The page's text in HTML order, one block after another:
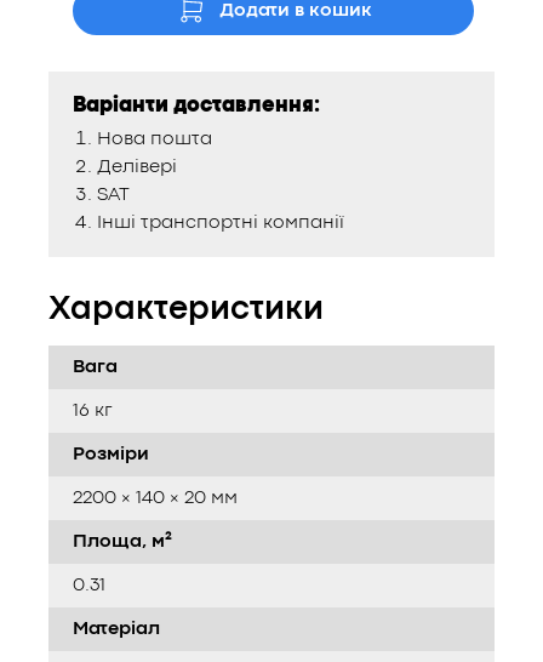
Додати в кошик
Варіанти доставлення:
Нова пошта
Делівері
SAT
Інші транспортні компанії
Характеристики
Вага
16 кг
Розміри
2200 × 140 × 20 мм
Площа, м²
0.31
Матеріал